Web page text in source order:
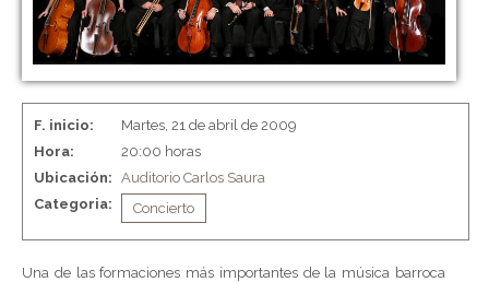
F. inicio:
Martes, 21 de abril de 2009
Hora:
20:00 horas
Ubicación: Auditorio Carlos Saura
Categoria:
Concierto
Una de las formaciones más importantes de la música barroca